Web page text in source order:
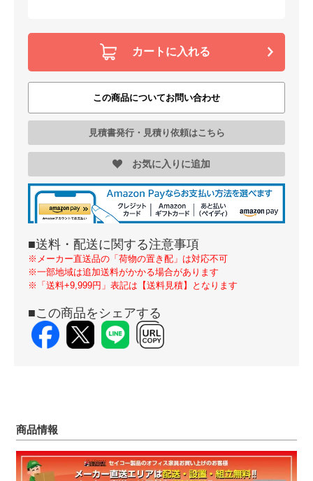
カートに入れる
この商品についてお問い合わせ
見積書発行・見積り依頼はこちら
お気に入りに追加
■送料・配送に関する注意事項
※メーカー直送品の「荷物の置き配」は対応不可
※一部地域は追加送料がかかる場合があります
※「送料+9,999円」表記は【送料見積】となります
■この商品をシェアする
商品情報